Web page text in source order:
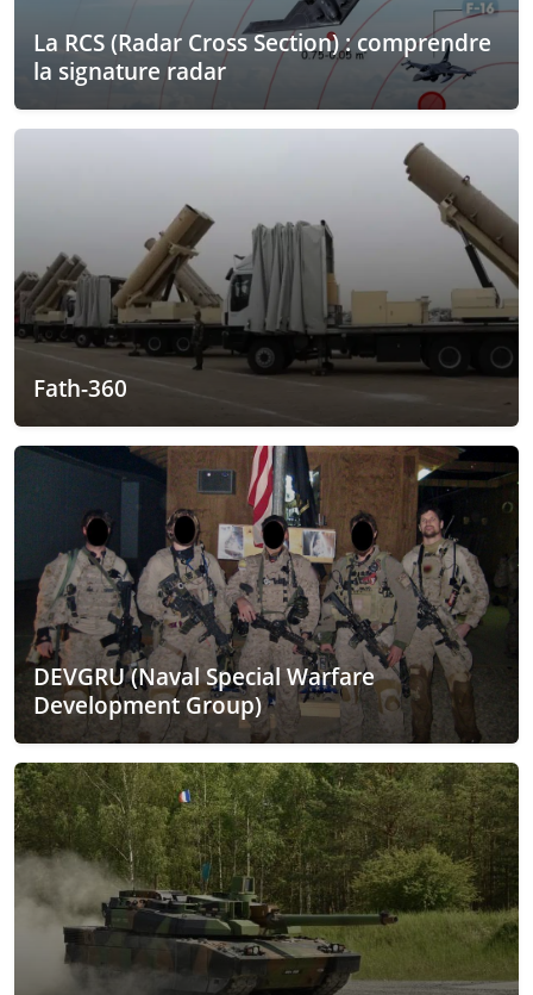
La RCS (Radar Cross Section) : comprendre
la signature radar
Fath-360
DEVGRU (Naval Special Warfare
Development Group)